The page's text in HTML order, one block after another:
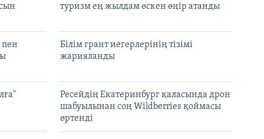
туризм ең жылдам өскен өңір атанды
Білім грант иегерлерінің тізімі
жарияланды
Ресейдің Екатеринбург қаласында дрон
шабуылынан соң Wildberries қоймасы
өртенді